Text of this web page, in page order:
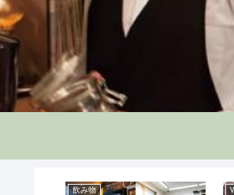
飲み物